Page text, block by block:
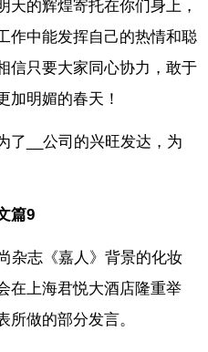
天的辉煌寄托在你们身上，
作中能发挥自己的热情和聪
信只要大家同心协力，敢于
加明媚的春天！
了__公司的兴旺发达，为
篇9
杂志《嘉人》背景的化妆
在上海君悦大酒店隆重举
所做的部分发言。